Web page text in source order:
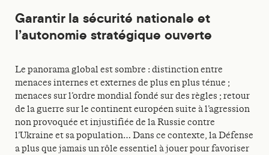
Garantir la sécurité nationale et
l’autonomie stratégique ouverte
Le panorama global est sombre : distinction entre
menaces internes et externes de plus en plus ténue ;
menaces sur l’ordre mondial fondé sur des règles ; retour
de la guerre sur le continent européen suite à l’agression
non provoquée et injustifiée de la Russie contre
l’Ukraine et sa population… Dans ce contexte, la Défense
a plus que jamais un rôle essentiel à jouer pour favoriser